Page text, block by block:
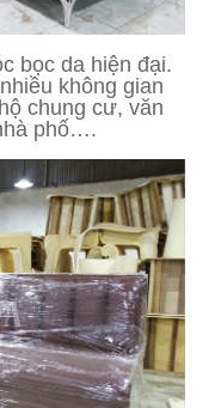
bọc da hiện đại.
không gian
chung cư, văn
phố….